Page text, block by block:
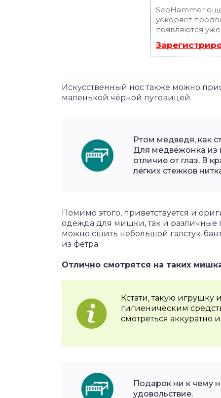
SeoHammer
ускоряет
появляются
Искусственный нос также можно
маленькой чёрной пуговицей.
Ртом медведя, как
Для медвежонка из
отличие от глаз. В
лёгких стежков
Помимо этого, приветствуется и
одежда для мишки, так и
можно сшить небольшой галстук-
из фетра.
Отлично смотрятся на таких
Кстати, такую игрушку
гигиеническим
смотреться аккуратно
Подарок ни к чему
удовольствие.